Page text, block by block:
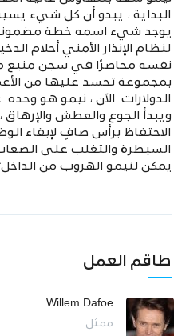
البداية ، يبدو أن كل شيء
يوجد شيء اسمه خطة
لنظام الإنذار الأمني أحلام
نفسه محاصرًا في سجن منيع
بمجموعة تحسد عليها من
الدولارات. الآن ، نيمو هو
ويبدأ الجوع والعطش
الاحتفاظ برأس صافٍ لإبقاء
السيطرة والتغلب على
يمكن لنيمو الهروب من
طاقم العمل
Willem Dafoe
ممثل